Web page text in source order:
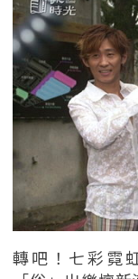
轉吧！七彩霓